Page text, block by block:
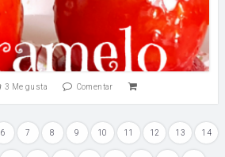
3 Me gusta Comentar
6 7 8 9 10 11 12 13 14